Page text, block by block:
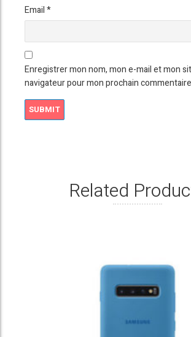
Email*
Enregistrer mon nom, mon e-mail et mon
navigateur pour mon prochain
Related